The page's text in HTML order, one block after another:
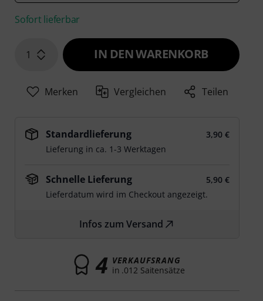
Sofort lieferbar
1 IN DEN WARENKORB
Merken Vergleichen Teilen
Standardlieferung
3,90 €
Lieferung in ca. 1-3 Werktagen
Schnelle Lieferung
5,90 €
Lieferdatum wird im Checkout angezeigt.
Infos zum Versand
4 VERKAUFSRANG
in .012 Saitensätze